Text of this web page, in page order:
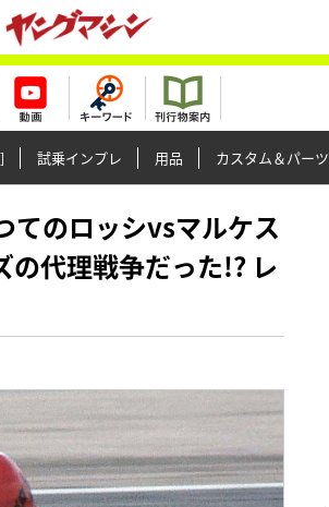
試乗インプレ 用品 カスタム＆パーツ
のロッシvsマルケス
代理戦争だった!? レ